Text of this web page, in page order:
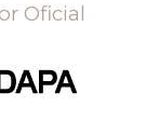
Oficial